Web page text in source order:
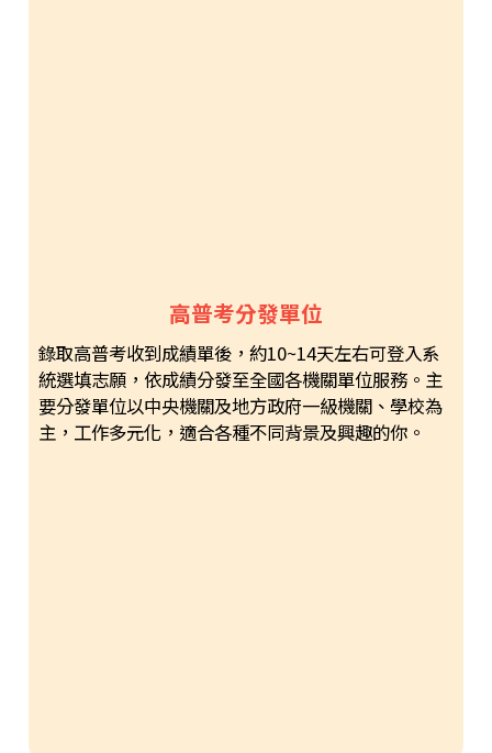
高普考分發單位
錄取高普考收到成績單後，約10~14天左右可登入系
統選填志願，依成績分發至全國各機關單位服務。主
要分發單位以中央機關及地方政府一級機關、學校為
主，工作多元化，適合各種不同背景及興趣的你。